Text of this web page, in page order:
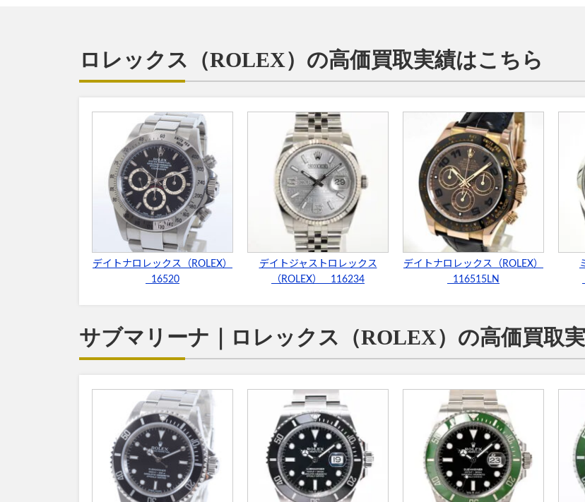
ロレックス（ROLEX）の高価買取実績はこちら
デイトナロレックス（ROLEX）
16520
デイトジャストロレックス
（ROLEX） 116234
デイトナロレックス（ROLEX）
116515LN
サブマリーナ｜ロレックス（ROLEX）の高価買取